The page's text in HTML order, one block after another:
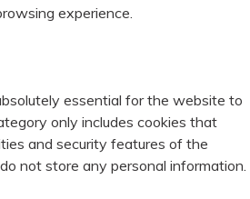
experience.
essential for the website to
only includes cookies that
and security features of the
not store any personal information.